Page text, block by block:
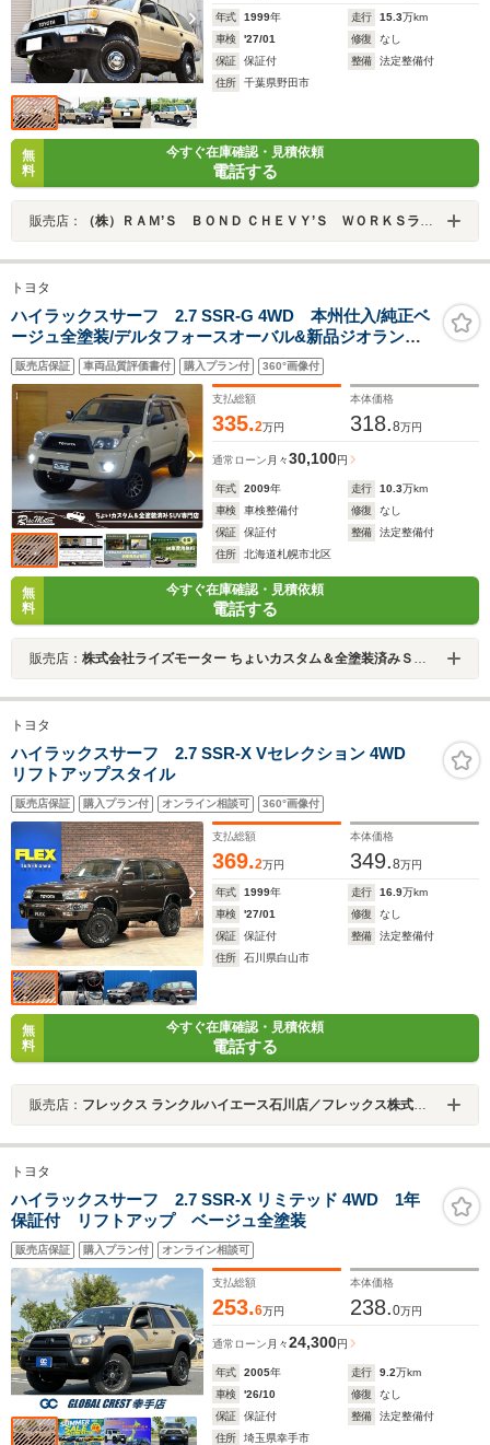
年式 1999年 走行 15.3万km
車検
'27/01 修復
なし
保証
保証付 整備
法定整備付
住所
千葉県野田市
無
料
今すぐ在庫確認・見積依頼
電話する
販売店： （株）ＲＡＭ’Ｓ ＢＯＮＤ ＣＨＥＶＹ’Ｓ ＷＯＲＫＳラムズボンドシェービーズワークス
トヨタ
ハイラックスサーフ 2.7 SSR-G 4WD 本州仕入/純正ベ
ージュ全塗装/デルタフォースオーバル&新品ジオランダ
ーX-AT/リフトアップ/オーバーフェンダー/サイド出しマ
フラー/新品グリル/インナーブラックライト/ルーフレー
ル/デッキボード/シートカバー/BT
販売店保証 車両品質評価書付 購入プラン付 360°画像付
支払総額
335.2万円
本体価格
318.8万円
通常ローン 月々30,100円
年式 2009年 走行 10.3万km
車検
車検整備付 修復
なし
保証
保証付 整備
法定整備付
住所
北海道札幌市北区
無
料
今すぐ在庫確認・見積依頼
電話する
販売店： 株式会社ライズモーター ちょいカスタム＆全塗装済みＳＵＶ専門店
トヨタ
ハイラックスサーフ 2.7 SSR-X Vセレクション 4WD
リフトアップスタイル
販売店保証 購入プラン付 オンライン相談可 360°画像付
支払総額
369.2万円
本体価格
349.8万円
年式 1999年 走行 16.9万km
車検
'27/01 修復
なし
保証
保証付 整備
法定整備付
住所
石川県白山市
無
料
今すぐ在庫確認・見積依頼
電話する
販売店： フレックス ランクルハイエース石川店／フレックス株式会社
トヨタ
ハイラックスサーフ 2.7 SSR-X リミテッド 4WD 1年
保証付 リフトアップ ベージュ全塗装
販売店保証 購入プラン付 オンライン相談可
支払総額
253.6万円
本体価格
238.0万円
通常ローン 月々24,300円
年式 2005年 走行 9.2万km
車検
'26/10 修復
なし
保証
保証付 整備
法定整備付
住所
埼玉県幸手市